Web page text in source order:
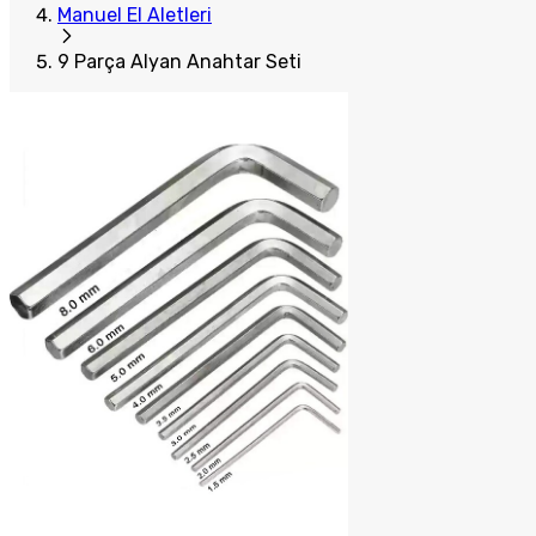
Manuel El Aletleri
9 Parça Alyan Anahtar Seti